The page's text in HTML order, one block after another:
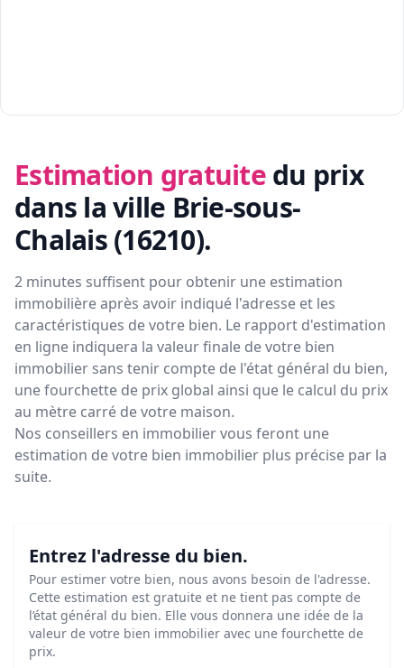
Estimation gratuite du prix
dans la ville Brie-sous-
Chalais (16210).
2 minutes suffisent pour obtenir une estimation
immobilière après avoir indiqué l'adresse et les
caractéristiques de votre bien. Le rapport d'estimation
en ligne indiquera la valeur finale de votre bien
immobilier sans tenir compte de l'état général du bien,
une fourchette de prix global ainsi que le calcul du prix
au mètre carré de votre maison.
Nos conseillers en immobilier vous feront une
estimation de votre bien immobilier plus précise par la
suite.
Entrez l'adresse du bien.
Pour estimer votre bien, nous avons besoin de l'adresse.
Cette estimation est gratuite et ne tient pas compte de
l’état général du bien. Elle vous donnera une idée de la
valeur de votre bien immobilier avec une fourchette de
prix.